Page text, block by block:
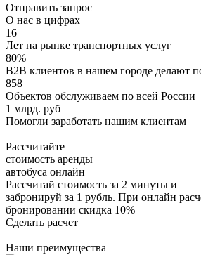
Отправить запрос
О нас в цифрах
16
Лет на рынке транспортных услуг
80%
B2B клиентов в нашем городе делают
858
Объектов обслуживаем по всей России
1 млрд. руб
Помогли заработать нашим клиентам
Рассчитайте
стоимость аренды
автобуса онлайн
Рассчитай стоимость за 2 минуты и
забронируй за 1 рубль. При онлайн
бронировании скидка 10%
Сделать расчет
Наши преимущества